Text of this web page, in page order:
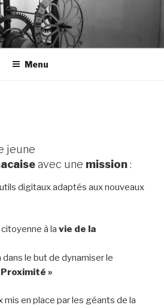
Menu
jeune
avec une mission:
digitaux adaptés aux nouveaux
à la vie de la
le but de dynamiser le
»
mis en place par les géants de la